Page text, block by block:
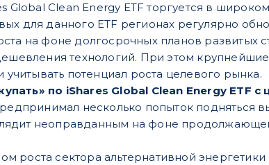
Global Clean Energy ETF торгуется в
для данного ETF регионах регулярно
на фоне долгосрочных планов развитых
технологий. При этом
учитывать потенциал роста целевого рынка.
по iShares Global Clean Energy ETF с
несколько попыток подняться
неоправданным на фоне
роста сектора альтернативной